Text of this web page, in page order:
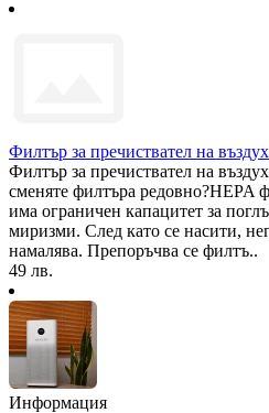
Филтър за пречиствател на
Филтър за пречиствател на
сменяте филтъра редовно?HEPA
има ограничен капацитет за
миризми. След като се насити,
намалява. Препоръчва се филтъ..
49 лв.
Информация